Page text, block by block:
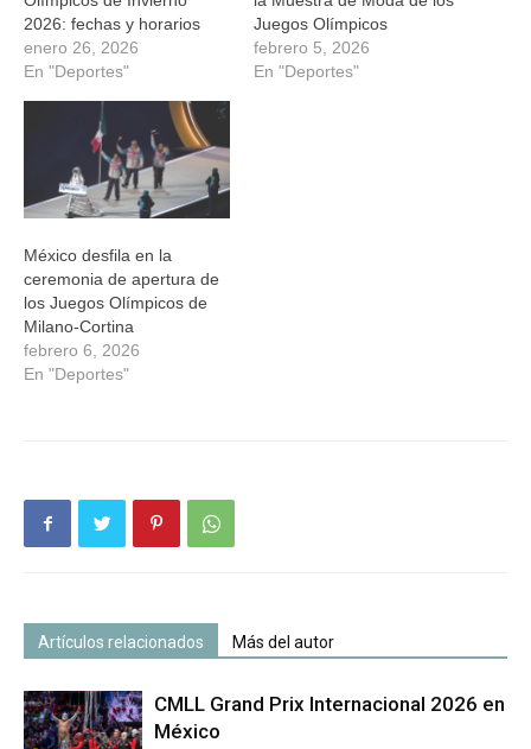
2026: fechas y horarios
enero 26, 2026
En "Deportes"
Juegos Olímpicos
febrero 5, 2026
En "Deportes"
México desfila en la
ceremonia de apertura de
los Juegos Olímpicos de
Milano-Cortina
febrero 6, 2026
En "Deportes"
Artículos relacionados Más del autor
CMLL Grand Prix Internacional 2026 en
México